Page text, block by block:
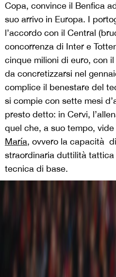
Copa, convince il Benfica
suo arrivo in Europa. I
l’accordo con il Central
concorrenza di Inter e
cinque milioni di euro, con
da concretizzarsi nel
complice il benestare del
si compie con sette mesi
presto detto: in Cervi,
quel che, a suo tempo, vide
María, ovvero la capacità
straordinaria duttilità
tecnica di base.